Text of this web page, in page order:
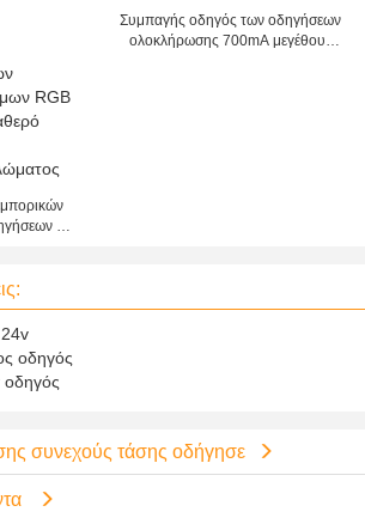
Συμπαγής οδηγός των οδηγήσεων
ολοκλήρωσης 700mA μεγέθους
με
οδηγός
οδηγός
συνεχούς τάσης οδήγησε